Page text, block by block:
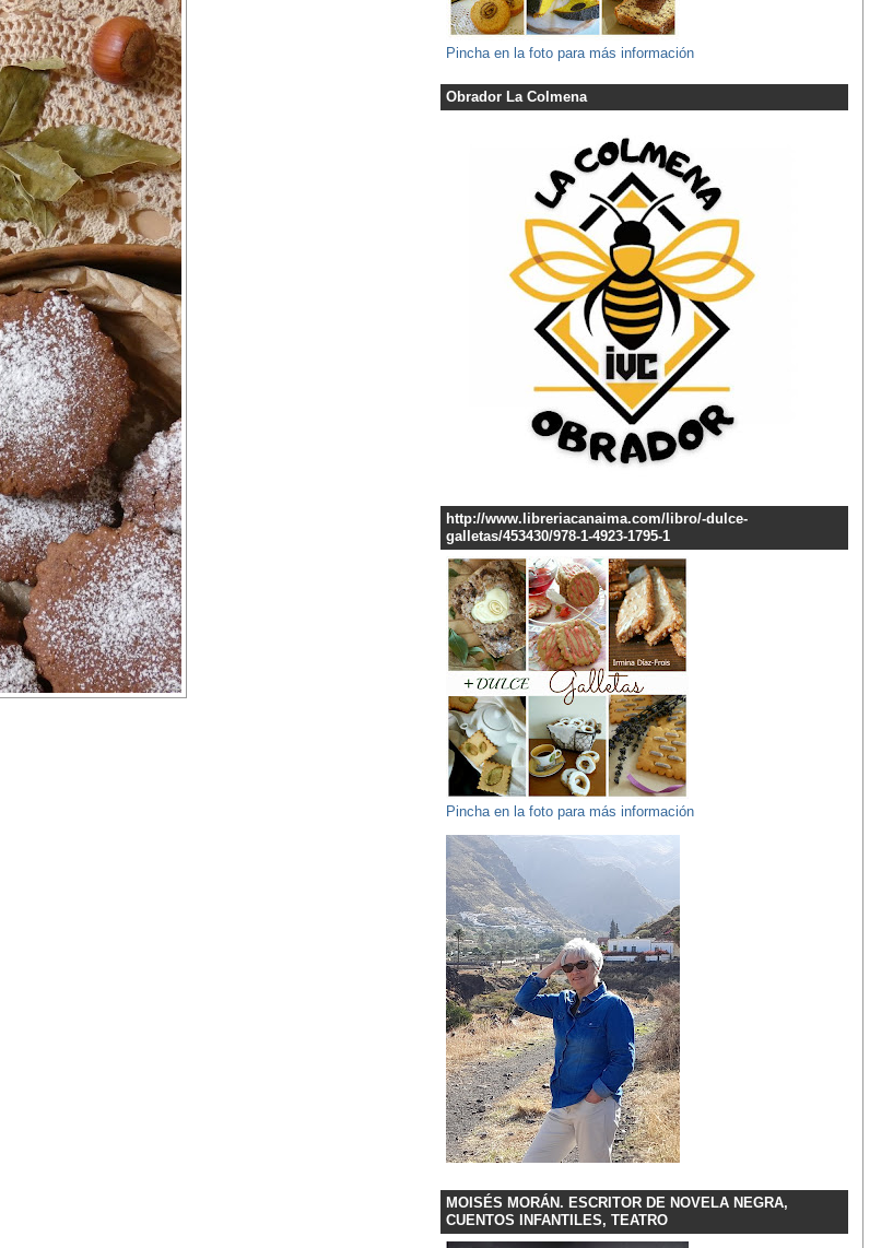
Pincha en la foto para más información
Obrador La Colmena
http://www.libreriacanaima.com/libro/-dulce-
galletas/453430/978-1-4923-1795-1
Pincha en la foto para más información
MOISÉS MORÁN. ESCRITOR DE NOVELA NEGRA,
CUENTOS INFANTILES, TEATRO